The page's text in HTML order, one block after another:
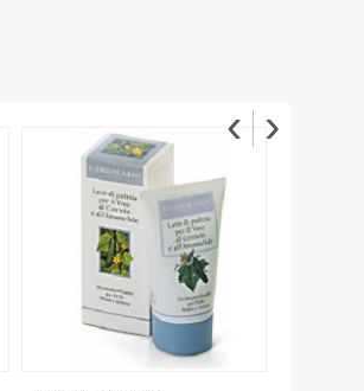
‹ ›